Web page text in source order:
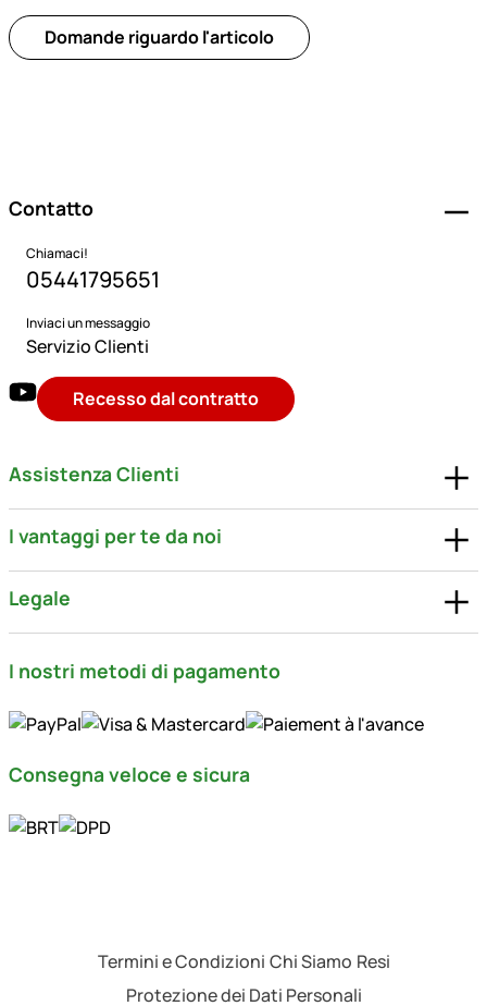
Domande riguardo l'articolo
Contatto
Chiamaci!
05441795651
Inviaci un messaggio
Servizio Clienti
Recesso dal contratto
Assistenza Clienti
I vantaggi per te da noi
Legale
I nostri metodi di pagamento
Consegna veloce e sicura
Termini e Condizioni Chi Siamo Resi
Protezione dei Dati Personali